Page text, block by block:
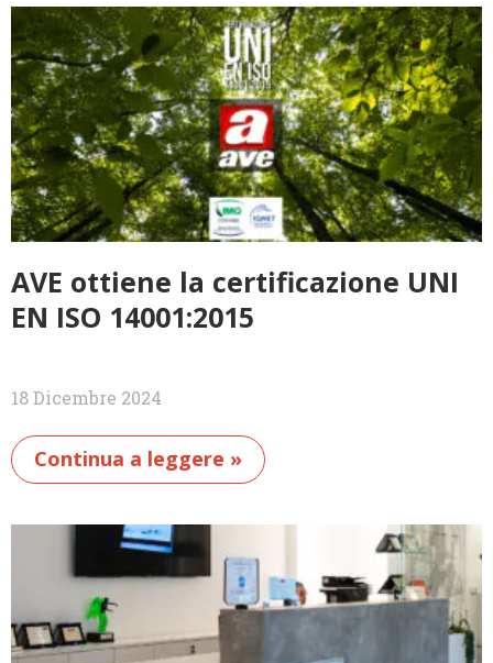
AVE ottiene la certificazione UNI
EN ISO 14001:2015
18 Dicembre 2024
Continua a leggere »